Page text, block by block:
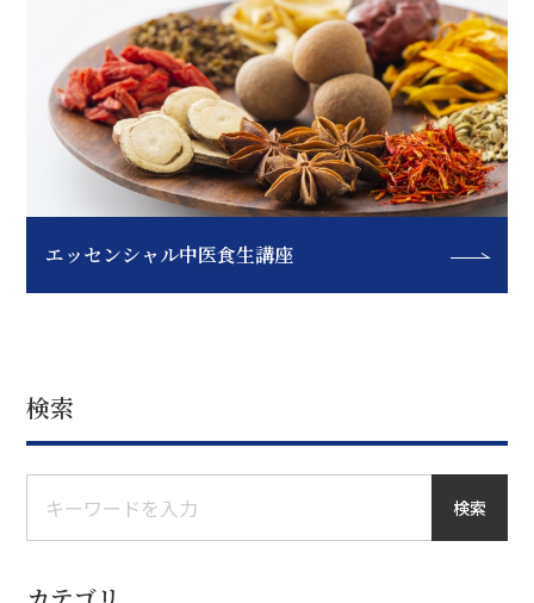
エッセンシャル中医食生講座
検索
検索